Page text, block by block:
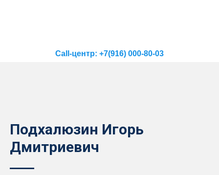
Call-центр: +7(916) 000-80-03
Подхалюзин Игорь
Дмитриевич